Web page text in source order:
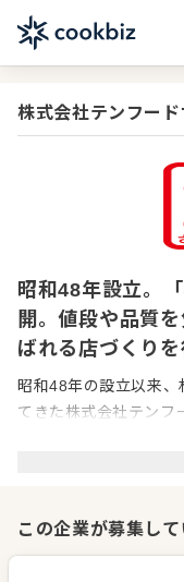
株式会社テンフード
昭和48年設立。
開。値段や品質
ばれる店づくり
昭和48年の設立以来
てきた株式会社テンフ
現在は、ぎょうざの
の製造販売を行う企業
この企業が募集し